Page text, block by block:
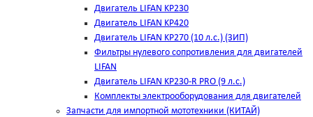
Двигатель LIFAN KP230
Двигатель LIFAN KP420
Двигатель LIFAN KP270 (10 л.с.) (ЗИП)
Фильтры нулевого сопротивления для двигателей
LIFAN
Двигатель LIFAN KP230-R PRO (9 л.с.)
Комплекты электрооборудования для двигателей
Запчасти для импортной мототехники (КИТАЙ)